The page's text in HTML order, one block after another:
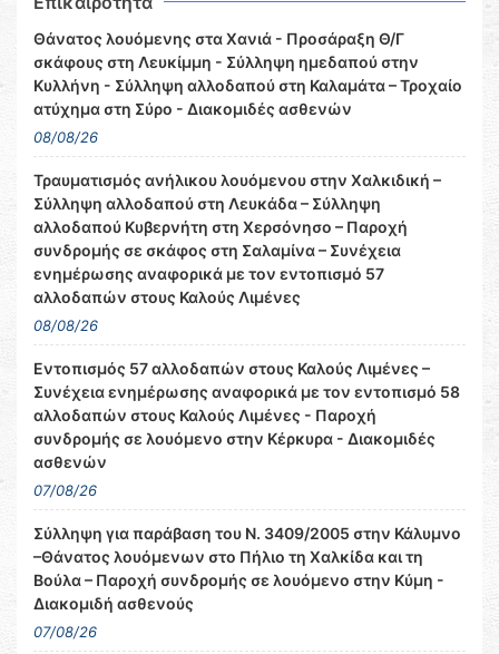
Θάνατος λουόμενης στα Χανιά - Προσάραξη Θ/Γ
σκάφους στη Λευκίμμη - Σύλληψη ημεδαπού στην
Κυλλήνη - Σύλληψη αλλοδαπού στη Καλαμάτα – Τροχαίο
ατύχημα στη Σύρο - Διακομιδές ασθενών
08/08/26
Τραυματισμός ανήλικου λουόμενου στην Χαλκιδική –
Σύλληψη αλλοδαπού στη Λευκάδα – Σύλληψη
αλλοδαπού Κυβερνήτη στη Χερσόνησο – Παροχή
συνδρομής σε σκάφος στη Σαλαμίνα – Συνέχεια
ενημέρωσης αναφορικά με τον εντοπισμό 57
αλλοδαπών στους Καλούς Λιμένες
08/08/26
Εντοπισμός 57 αλλοδαπών στους Καλούς Λιμένες –
Συνέχεια ενημέρωσης αναφορικά με τον εντοπισμό 58
αλλοδαπών στους Καλούς Λιμένες - Παροχή
συνδρομής σε λουόμενο στην Κέρκυρα - Διακομιδές
ασθενών
07/08/26
Σύλληψη για παράβαση του Ν. 3409/2005 στην Κάλυμνο
–Θάνατος λουόμενων στο Πήλιο τη Χαλκίδα και τη
Βούλα – Παροχή συνδρομής σε λουόμενο στην Κύμη -
Διακομιδή ασθενούς
07/08/26